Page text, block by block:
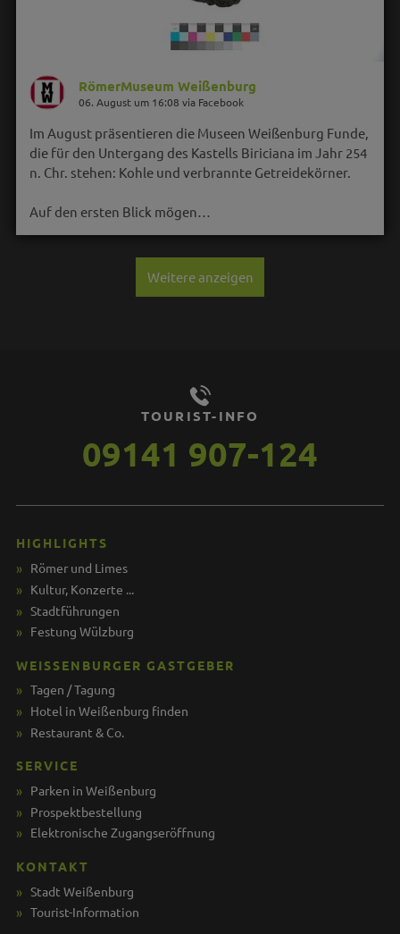
RömerMuseum Weißenburg
06. August um 16:08 via Facebook
Im August präsentieren die Museen Weißenburg Funde,
die für den Untergang des Kastells Biriciana im Jahr 254
n. Chr. stehen: Kohle und verbrannte Getreidekörner.
Auf den ersten Blick mögen…
Weitere anzeigen
TOURIST-INFO
09141 907-124
HIGHLIGHTS
Römer und Limes
Kultur, Konzerte ...
Stadtführungen
Festung Wülzburg
WEISSENBURGER GASTGEBER
Tagen / Tagung
Hotel in Weißenburg finden
Restaurant & Co.
SERVICE
Parken in Weißenburg
Prospektbestellung
Elektronische Zugangseröffnung
KONTAKT
Stadt Weißenburg
Tourist-Information